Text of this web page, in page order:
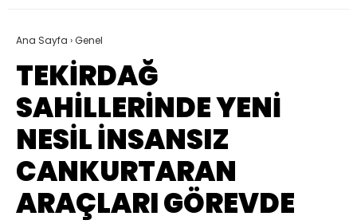
Ana Sayfa ›Genel
TEKİRDAĞ
SAHİLLERİNDE YENİ
NESİL İNSANSIZ
CANKURTARAN
ARAÇLARI GÖREVDE